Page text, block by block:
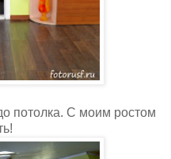
потолка. С моим ростом